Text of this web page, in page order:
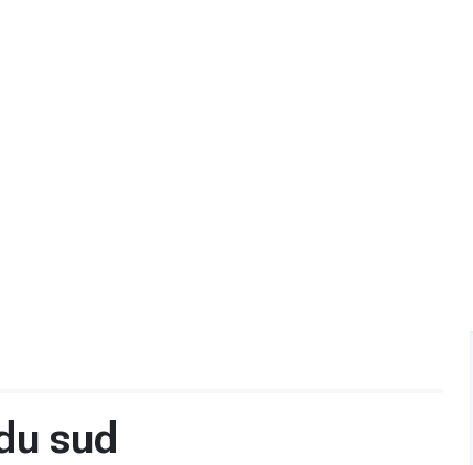
sud